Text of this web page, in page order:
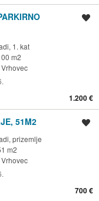
1. kat
m2
1.200 €
51M2
prizemlje
m2
700 €